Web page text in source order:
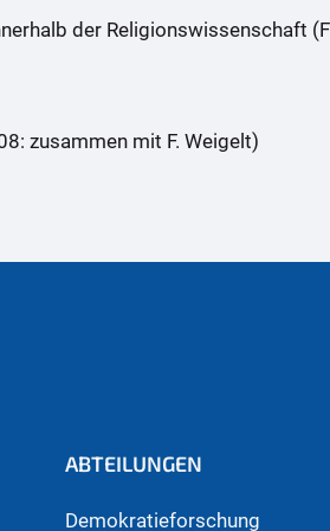
der Religionswissenschaft
zusammen mit F. Weigelt)
ABTEILUNGEN
Demokratieforschung